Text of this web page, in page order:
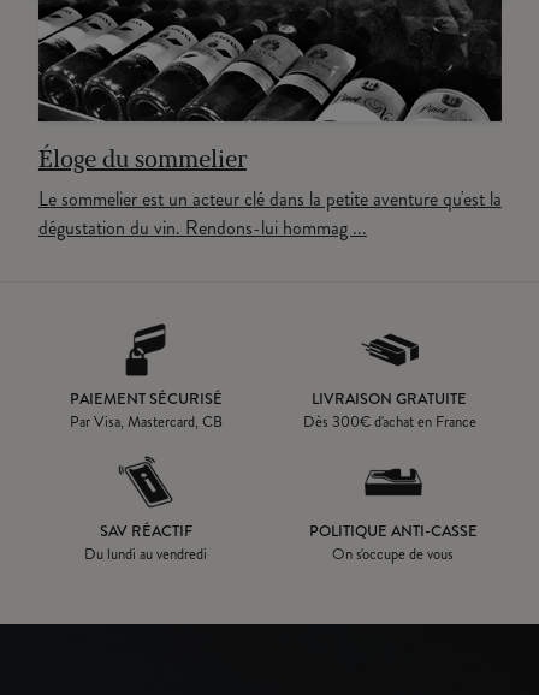
Éloge du sommelier
Le sommelier est un acteur clé dans la petite aventure qu'est la
dégustation du vin. Rendons-lui hommag ...
PAIEMENT SÉCURISÉ
Par Visa, Mastercard, CB
LIVRAISON GRATUITE
Dès 300€ d'achat en France
SAV RÉACTIF
Du lundi au vendredi
POLITIQUE ANTI-CASSE
On s'occupe de vous